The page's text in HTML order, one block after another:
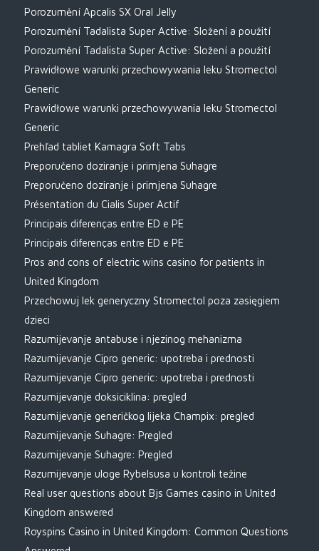
Porozumění Apcalis SX Oral Jelly
Porozumění Tadalista Super Active: Složení a použití
Porozumění Tadalista Super Active: Složení a použití
Prawidłowe warunki przechowywania leku Stromectol
Generic
Prawidłowe warunki przechowywania leku Stromectol
Generic
Prehľad tabliet Kamagra Soft Tabs
Preporučeno doziranje i primjena Suhagre
Preporučeno doziranje i primjena Suhagre
Présentation du Cialis Super Actif
Principais diferenças entre ED e PE
Principais diferenças entre ED e PE
Pros and cons of electric wins casino for patients in
United Kingdom
Przechowuj lek generyczny Stromectol poza zasięgiem
dzieci
Razumijevanje antabuse i njezinog mehanizma
Razumijevanje Cipro generic: upotreba i prednosti
Razumijevanje Cipro generic: upotreba i prednosti
Razumijevanje doksiciklina: pregled
Razumijevanje generičkog lijeka Champix: pregled
Razumijevanje Suhagre: Pregled
Razumijevanje Suhagre: Pregled
Razumijevanje uloge Rybelsusa u kontroli težine
Real user questions about Bjs Games casino in United
Kingdom answered
Royspins Casino in United Kingdom: Common Questions